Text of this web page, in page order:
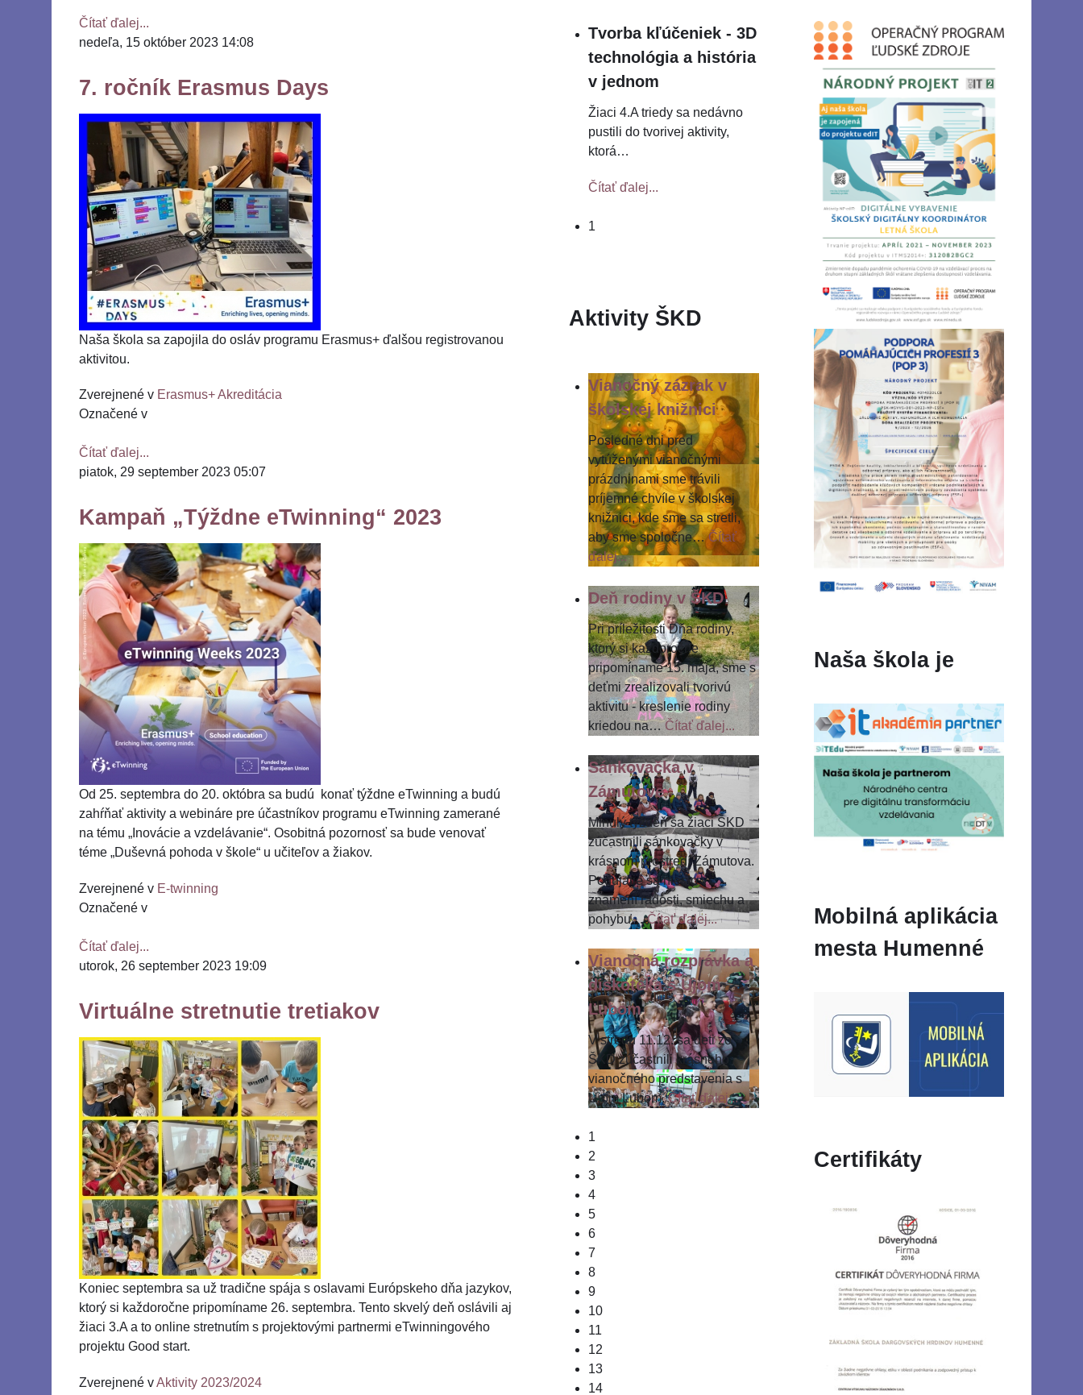
Čítať ďalej...
nedeľa, 15 október 2023 14:08
7. ročník Erasmus Days
Naša škola sa zapojila do osláv programu Erasmus+ ďalšou registrovanou
aktivitou.
Zverejnené v Erasmus+ Akreditácia
Označené v
Čítať ďalej...
piatok, 29 september 2023 05:07
Kampaň „Týždne eTwinning“ 2023
Od 25. septembra do 20. októbra sa budú konať týždne eTwinning a budú
zahŕňať aktivity a webináre pre účastníkov programu eTwinning zamerané
na tému „Inovácie a vzdelávanie“. Osobitná pozornosť sa bude venovať
téme „Duševná pohoda v škole“ u učiteľov a žiakov.
Zverejnené v E-twinning
Označené v
Čítať ďalej...
utorok, 26 september 2023 19:09
Virtuálne stretnutie tretiakov
Koniec septembra sa už tradične spája s oslavami Európskeho dňa jazykov,
ktorý si každoročne pripomíname 26. septembra. Tento skvelý deň oslávili aj
žiaci 3.A a to online stretnutím s projektovými partnermi eTwinningového
projektu Good start.
Zverejnené vAktivity 2023/2024
Tvorba kľúčeniek - 3D
technológia a história
v jednom
Žiaci 4.A triedy sa nedávno
pustili do tvorivej aktivity,
ktorá…
Čítať ďalej...
1
Aktivity ŠKD
Vianočný zázrak v
školskej knižnici
Posledné dni pred
vytúženými vianočnými
prázdninami sme trávili
príjemné chvíle v školskej
knižnici, kde sme sa stretli,
aby sme spoločne… Čítať
ďalej...
Deň rodiny v ŠKD
Pri príležitosti Dňa rodiny,
ktorý si každoročne
pripomíname 15. mája, sme s
deťmi zrealizovali tvorivú
aktivitu - kreslenie rodiny
kriedou na… Čítať ďalej...
Sánkovačka v
Zámutove
Minulý týždeň sa žiaci ŠKD
zúčastnili sánkovačky v
krásnom prostredí Zámutova.
Podujatie sa nieslo v
znamení radosti, smiechu a
pohybu… Čítať ďalej...
Vianočná rozprávka a
diskotéka s Ujom
Ľubom
V stredu 11.12. sa deti zo
ŠKD zúčastnili krásneho
vianočného predstavenia s
Ujom Ľubom.Čítať ďalej...
1
2
3
4
5
6
7
8
9
10
11
12
13
14
Naša škola je
Mobilná aplikácia
mesta Humenné
Certifikáty